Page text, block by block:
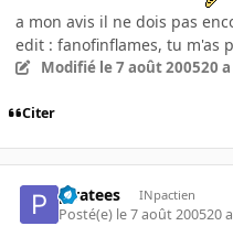
a mon avis il ne dois pas
edit : fanofinflames, tu m'as
Modifié le 7 août 200520 a
Citer
piratees INpactien
Posté(e) le 7 août 200520 a